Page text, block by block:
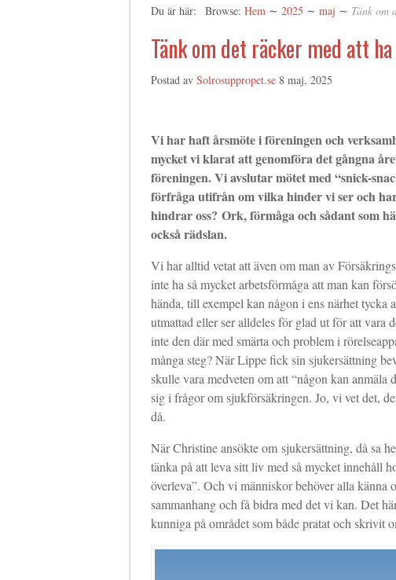
Du är här: Browse: Hem ∼ 2025 ∼ maj ∼ Tänk om
Tänk om det räcker med att
Postad av Solrosuppropet.se 8 maj, 2025
Vi har haft årsmöte i föreningen och
mycket vi klarat att genomföra det gångna
föreningen. Vi avslutar mötet med “snick-
förfråga utifrån om vilka hinder vi ser och
hindrar oss? Ork, förmåga och sådant som
också rädslan.
Vi har alltid vetat att även om man av
inte ha så mycket arbetsförmåga att man kan
hända, till exempel kan någon i ens närhet tycka
utmattad eller ser alldeles för glad ut för att
inte den där med smärta och problem i
många steg? När Lippe fick sin sjukersättning
skulle vara medveten om att “någon kan
sig i frågor om sjukförsäkringen. Jo, vi vet det,
då.
När Christine ansökte om sjukersättning, då sa
tänka på att leva sitt liv med så mycket innehåll
överleva”. Och vi människor behöver alla känna
sammanhang och få bidra med det vi kan. Det
kunniga på området som både pratat och skrivit